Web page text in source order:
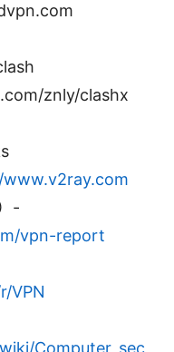
znly/clashx
-
vpn-report
VPN